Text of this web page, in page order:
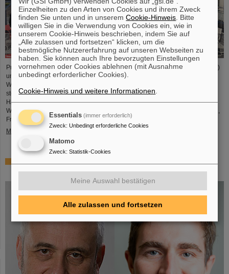
Professor Joachim Stroth (GSI und Institut für Kernphysik, Goethe-Universität)
und Dr. Pavel Tlusty (Institut für Kernphysik, Tschechische Akademie der
Wissenschaften) wurden als HADES-Kollaborationssprecher und
stellvertretender Sprecher für die nächste Amtszeit von drei Jahren gewählt.
HADES ist eine internationale Kollaboration, an der fast 150
Wissenschaftler*innen aus Deutschland, der Tschechischen Republik, Polen,
Frankreich, Schweden, Portugal und Zypern beteiligt sind.
Mehr »
Zwei GSI/FAIR-Themen unter den Finalisten bei „Falling
Walls“
Einzelheiten zu den Arten von Cookies und ihrem Zweck
finden Sie unten und in unseremCookie-Hinweis . Bitte
willigen Sie in die Verwendung von Cookies ein, wie in
unserem Cookie-Hinweis beschrieben, indem Sie auf
„Alle zulassen und fortsetzen“ klicken, um die
bestmögliche Nutzererfahrung auf unseren Webseiten zu
haben. Sie können auch Ihre bevorzugten Einstellungen
vornehmen oder Cookies ablehnen (mit Ausnahme
unbedingt erforderlicher Cookies).
Cookie-Hinweis und weitere Informationen
Essentials (immer erforderlich)
Zweck: Unbedingt erforderliche Cookies
Matomo
Zweck: Statistik-Cookies
Meine Auswahl bestätigen
Alle zulassen und fortsetzen